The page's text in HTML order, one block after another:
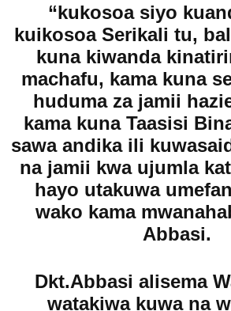
“kukosoa siyo
kuikosoa Serikali tu,
kuna kiwanda
machafu, kama kuna
huduma za jamii
kama kuna Taasisi
sawa andika ili
na jamii kwa ujumla
hayo utakuwa
wako kama
Abbasi.
Dkt.Abbasi alisema
watakiwa kuwa na